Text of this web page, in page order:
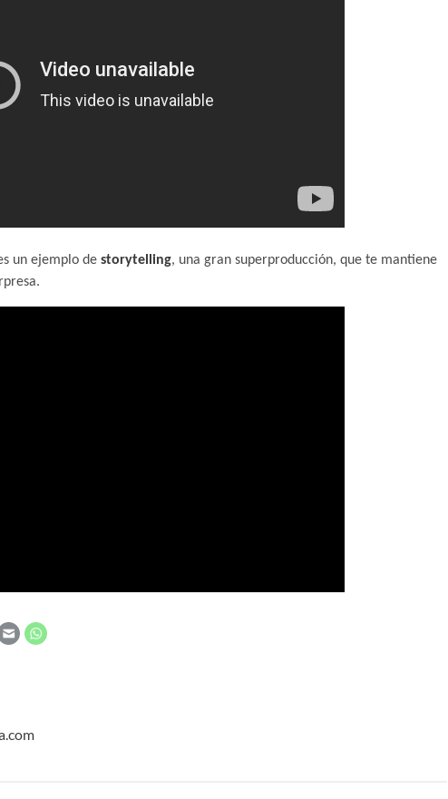
un ejemplo de storytelling, una gran superproducción, que te mantiene